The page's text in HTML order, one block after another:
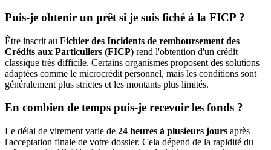
Puis-je obtenir un prêt si je suis fiché à la FICP ?
Être inscrit au Fichier des Incidents de remboursement des
Crédits aux Particuliers (FICP) rend l'obtention d'un crédit
classique très difficile. Certains organismes proposent des solutions
adaptées comme le microcrédit personnel, mais les conditions sont
généralement plus strictes et les montants plus limités.
En combien de temps puis-je recevoir les fonds ?
Le délai de virement varie de 24 heures à plusieurs jours après
l'acceptation finale de votre dossier. Cela dépend de la rapidité du